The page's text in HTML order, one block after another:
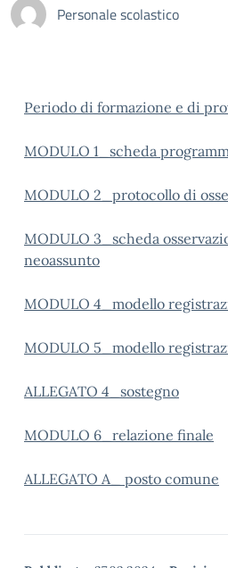
Personale scolastico
Periodo di formazione e di
MODULO 1_scheda
MODULO 2_protocollo di
MODULO 3_scheda
neoassunto
MODULO 4_modello
MODULO 5_modello
ALLEGATO 4_sostegno
MODULO 6_relazione finale
ALLEGATO A_ posto comune